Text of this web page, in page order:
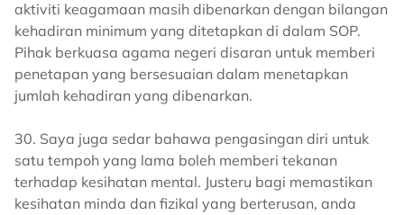
aktiviti keagamaan masih dibenarkan dengan bilangan
kehadiran minimum yang ditetapkan di dalam SOP.
Pihak berkuasa agama negeri disaran untuk memberi
penetapan yang bersesuaian dalam menetapkan
jumlah kehadiran yang dibenarkan.
30. Saya juga sedar bahawa pengasingan diri untuk
satu tempoh yang lama boleh memberi tekanan
terhadap kesihatan mental. Justeru bagi memastikan
kesihatan minda dan fizikal yang berterusan, anda